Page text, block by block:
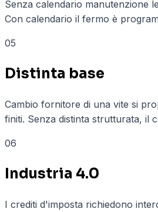
Senza calendario manutenzione
Con calendario il fermo è
05
Distinta base
Cambio fornitore di una vite si
finiti. Senza distinta strutturata, il
06
Industria 4.0
I crediti d'imposta richiedono